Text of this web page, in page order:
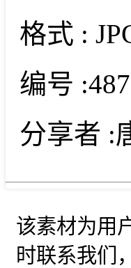
格式 :
编号 :
分享者 :
该素材为用
时联系我们